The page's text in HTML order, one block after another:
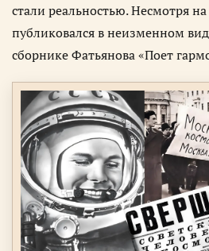
стали реальностью. Несмотря на
публиковался в неизменном
сборнике Фатьянова «Поет